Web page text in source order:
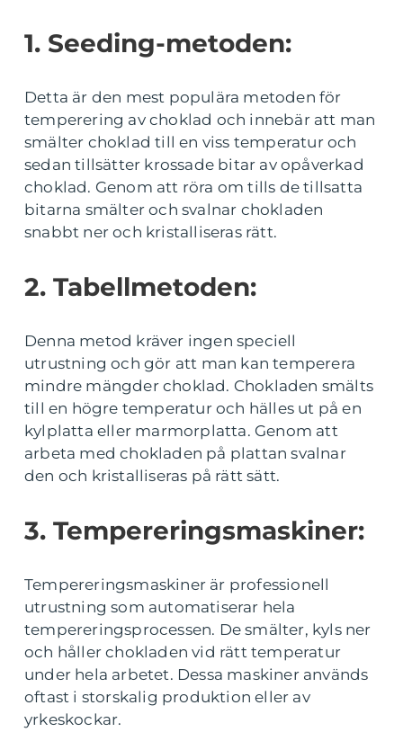
1. Seeding-metoden:
Detta är den mest populära metoden för
temperering av choklad och innebär att man
smälter choklad till en viss temperatur och
sedan tillsätter krossade bitar av opåverkad
choklad. Genom att röra om tills de tillsatta
bitarna smälter och svalnar chokladen
snabbt ner och kristalliseras rätt.
2. Tabellmetoden:
Denna metod kräver ingen speciell
utrustning och gör att man kan temperera
mindre mängder choklad. Chokladen smälts
till en högre temperatur och hälles ut på en
kylplatta eller marmorplatta. Genom att
arbeta med chokladen på plattan svalnar
den och kristalliseras på rätt sätt.
3. Tempereringsmaskiner:
Tempereringsmaskiner är professionell
utrustning som automatiserar hela
tempereringsprocessen. De smälter, kyls ner
och håller chokladen vid rätt temperatur
under hela arbetet. Dessa maskiner används
oftast i storskalig produktion eller av
yrkeskockar.